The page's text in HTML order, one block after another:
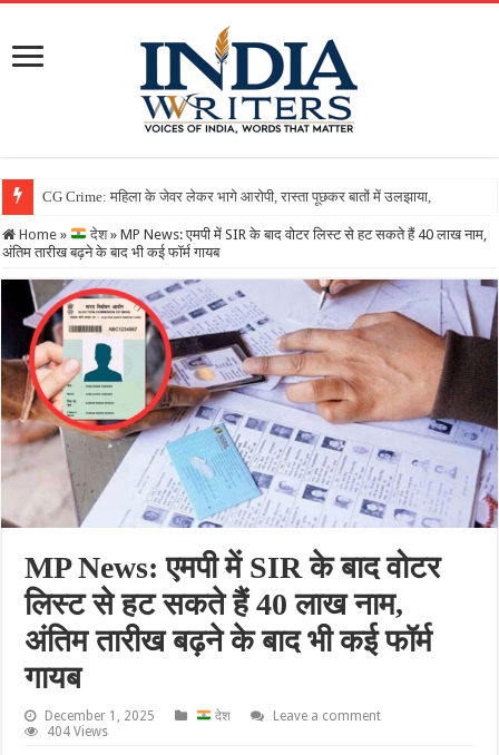
Home » देश » MP News: एमपी में SIR के बाद वोटर लिस्ट से हट सकते हैं 40 लाख नाम,
अंतिम तारीख बढ़ने के बाद भी कई फॉर्म गायब
MP News: एमपी में SIR के बाद वोटर
लिस्ट से हट सकते हैं 40 लाख नाम,
अंतिम तारीख बढ़ने के बाद भी कई फॉर्म
गायब
December 1, 2025 देश
Leave a comment
404 Views